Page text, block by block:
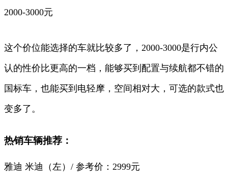
2000-3000元
这个价位能选择的车就比较多了，2000-3000是行内公
认的性价比更高的一档，能够买到配置与续航都不错的
国标车，也能买到电轻摩，空间相对大，可选的款式也
变多了。
热销车辆推荐：
雅迪 米迪（左）/ 参考价：2999元